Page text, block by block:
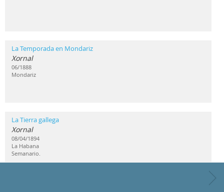
La Temporada en Mondariz
Xornal
06/1888
Mondariz
La Tierra gallega
Xornal
08/04/1894
La Habana
Semanario.